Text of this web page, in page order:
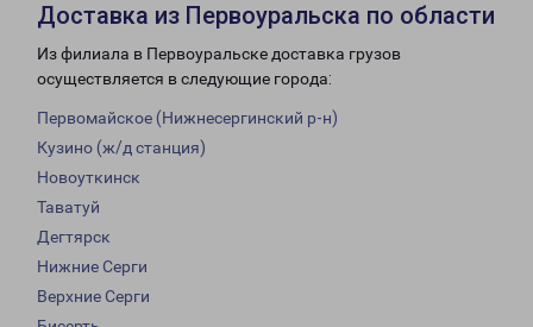
Доставка из Первоуральска по области
Из филиала в Первоуральске доставка грузов
осуществляется в следующие города:
Первомайское (Нижнесергинский р-н)
Кузино (ж/д станция)
Новоуткинск
Таватуй
Дегтярск
Нижние Серги
Верхние Серги